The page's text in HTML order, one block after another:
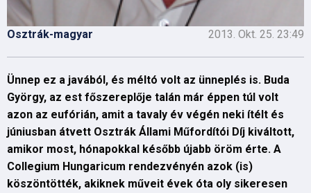
Osztrák-magyar 2013. Okt. 25. 23:49
Ünnep ez a javából, és méltó volt az ünneplés is. Buda
György, az est főszereplője talán már éppen túl volt
azon az eufórián, amit a tavaly év végén neki ítélt és
júniusban átvett Osztrák Állami Műfordítói Díj kiváltott,
amikor most, hónapokkal később újabb öröm érte. A
Collegium Hungaricum rendezvényén azok (is)
köszöntötték, akiknek műveit évek óta oly sikeresen